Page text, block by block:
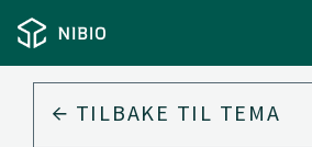
TILBAKE TIL TEMA